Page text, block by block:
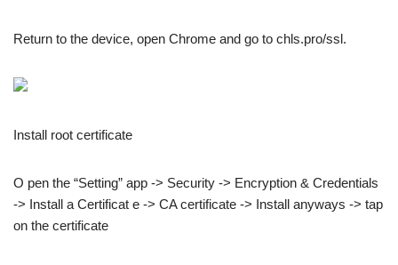
Return to the device, open Chrome and go to chls.pro/ssl.
Install root certificate
O pen the “Setting” app -> Security -> Encryption & Credentials
-> Install a Certificat e -> CA certificate -> Install anyways -> tap
on the certificate